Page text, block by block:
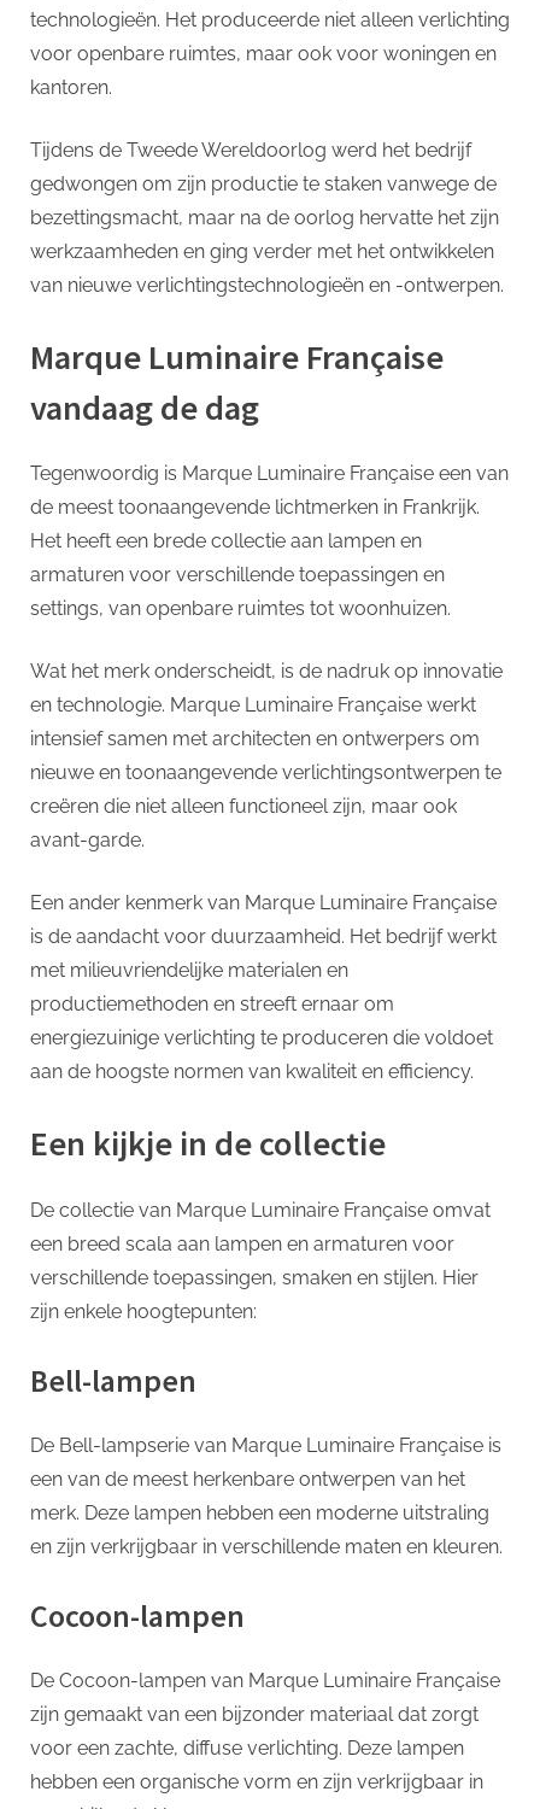
technologieën. Het produceerde niet alleen verlichting
voor openbare ruimtes, maar ook voor woningen en
kantoren.
Tijdens de Tweede Wereldoorlog werd het bedrijf
gedwongen om zijn productie te staken vanwege de
bezettingsmacht, maar na de oorlog hervatte het zijn
werkzaamheden en ging verder met het ontwikkelen
van nieuwe verlichtingstechnologieën en -ontwerpen.
Marque Luminaire Française
vandaag de dag
Tegenwoordig is Marque Luminaire Française een van
de meest toonaangevende lichtmerken in Frankrijk.
Het heeft een brede collectie aan lampen en
armaturen voor verschillende toepassingen en
settings, van openbare ruimtes tot woonhuizen.
Wat het merk onderscheidt, is de nadruk op innovatie
en technologie. Marque Luminaire Française werkt
intensief samen met architecten en ontwerpers om
nieuwe en toonaangevende verlichtingsontwerpen te
creëren die niet alleen functioneel zijn, maar ook
avant-garde.
Een ander kenmerk van Marque Luminaire Française
is de aandacht voor duurzaamheid. Het bedrijf werkt
met milieuvriendelijke materialen en
productiemethoden en streeft ernaar om
energiezuinige verlichting te produceren die voldoet
aan de hoogste normen van kwaliteit en efficiency.
Een kijkje in de collectie
De collectie van Marque Luminaire Française omvat
een breed scala aan lampen en armaturen voor
verschillende toepassingen, smaken en stijlen. Hier
zijn enkele hoogtepunten:
Bell-lampen
De Bell-lampserie van Marque Luminaire Française is
een van de meest herkenbare ontwerpen van het
merk. Deze lampen hebben een moderne uitstraling
en zijn verkrijgbaar in verschillende maten en kleuren.
Cocoon-lampen
De Cocoon-lampen van Marque Luminaire Française
zijn gemaakt van een bijzonder materiaal dat zorgt
voor een zachte, diffuse verlichting. Deze lampen
hebben een organische vorm en zijn verkrijgbaar in